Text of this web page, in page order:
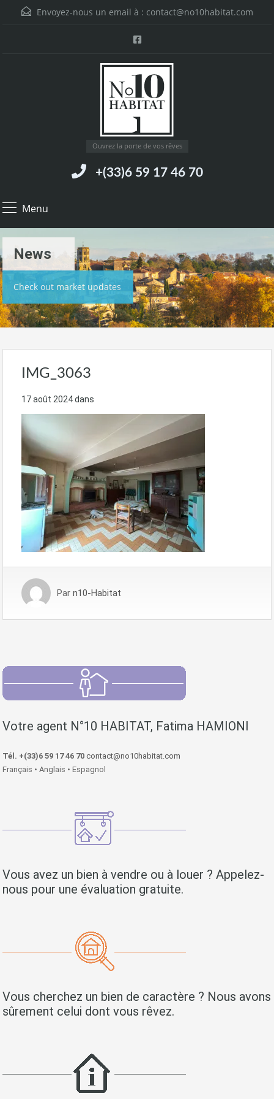
Envoyez-nous un email à : contact@no10habitat.com
Ouvrez la porte de vos rêves
+(33)6 59 17 46 70
Menu
News
Check out market updates
IMG_3063
17 août 2024dans
Par n10-Habitat
Votre agent N°10 HABITAT, Fatima HAMIONI
Tél. +(33)6 59 17 46 70 contact@no10habitat.com
Français • Anglais • Espagnol
Vous avez un bien à vendre ou à louer ? Appelez-
nous pour une évaluation gratuite.
Vous cherchez un bien de caractère ? Nous avons
sûrement celui dont vous rêvez.